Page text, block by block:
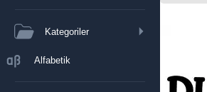
Kategoriler
Alfabetik